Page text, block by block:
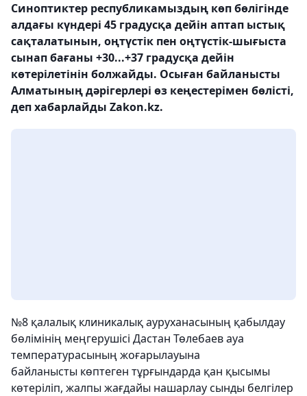
Синоптиктер республикамыздың көп бөлігінде
алдағы күндері 45 градусқа дейін аптап ыстық
сақталатынын, оңтүстік пен оңтүстік-шығыста
сынап бағаны +30...+37 градусқа дейін
көтерілетінін болжайды. Осыған байланысты
Алматының дәрігерлері өз кеңестерімен бөлісті,
деп хабарлайды Zakon.kz.
№8 қалалық клиникалық ауруханасының қабылдау
бөлімінің меңгерушісі Дастан Төлебаев ауа
температурасының жоғарылауына
байланысты көптеген тұрғындарда қан қысымы
көтеріліп, жалпы жағдайы нашарлау сынды белгілер